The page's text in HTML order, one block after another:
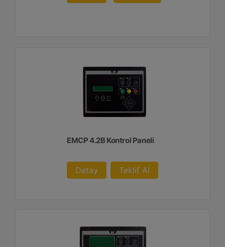
EMCP 4.2B Kontrol Paneli
Detay Teklif Al